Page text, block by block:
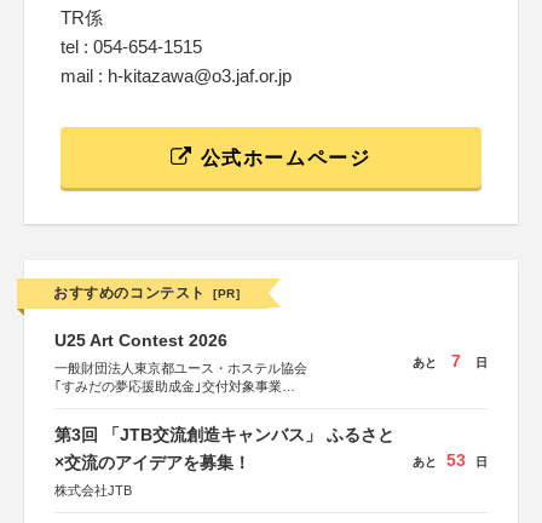
TR係
tel : 054-654-1515
mail : h-kitazawa@o3.jaf.or.jp
公式ホームページ
おすすめのコンテスト [PR]
U25 Art Contest 2026
一般財団法人東京都ユース・ホステル協会
｢すみだの夢応援助成金｣交付対象事業
あと 7 日
第3回 「JTB交流創造キャンバス」 ふるさと
×交流のアイデアを募集！
株式会社JTB
あと 53 日